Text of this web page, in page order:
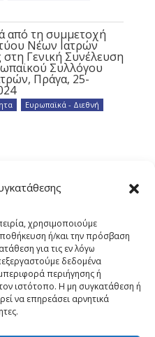
χρησιμοποιούμε
ή/και την πρόσβαση
για τις εν λόγω
δεδομένα
περιήγησης ή
ιστότοπο. Η μη συγκατάθεση ή
να επηρεάσει αρνητικά
από τη συμμετοχή
Νέων Ιατρών
στη Γενική Συνέλευση
Συλλόγου
Πράγα, 25-
Ευρωπαϊκά - Διεθνή